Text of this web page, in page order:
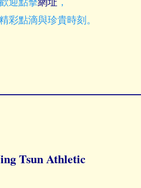
彩點滴與珍貴時刻。
Tsun Athletic